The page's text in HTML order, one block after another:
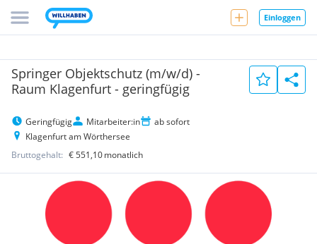
Einloggen
Springer Objektschutz (m/w/d) -
Raum Klagenfurt - geringfügig
Geringfügig Mitarbeiter:in
ab sofort
Klagenfurt am Wörthersee
Bruttogehalt: € 551,10monatlich